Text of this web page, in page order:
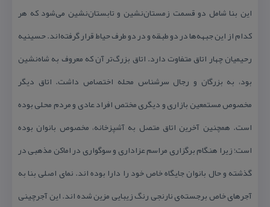
این بنا شامل دو قسمت زمستان‌نشین و تابستان‌نشین می‌شود كه هر
كدام از این جبهه‌ها در دو طبقه و در دو طرف حیاط قرار گرفته‌اند. حسینیه
رحیمیان چهار اتاق متفاوت دارد. اتاق بزرگ‌تر آن كه معروف به شاه‌نشین
بود، به بزرگان و رجال سرشناس محله اختصاص داشت. اتاق دیگر
مخصوص مستمعین بازاری و دیگری مختص افراد عادی و مردم محلی بوده
است. همچنین آخرین اتاق متصل به آشپزخانه، مخصوص بانوان بوده
است؛ زیرا هنگام برگزاری مراسم عزاداری و سوگواری در اماكن مذهبی در
گذشته و حال بانوان جایگاه خاص خود را دارا بوده اند. نمای اصلی بنا به
آجرهای خاص برجسته‌ی نارنجی رنگ زیبایی مزین شده اند. این آجرچینی